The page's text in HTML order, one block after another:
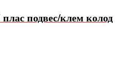
подвес/клем колод